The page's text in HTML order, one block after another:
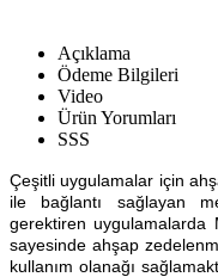
Açıklama
Ödeme Bilgileri
Video
Ürün Yorumları
SSS
Çeşitli uygulamalar için
ile bağlantı sağlayan
gerektiren uygulamalarda
sayesinde ahşap
kullanım olanağı